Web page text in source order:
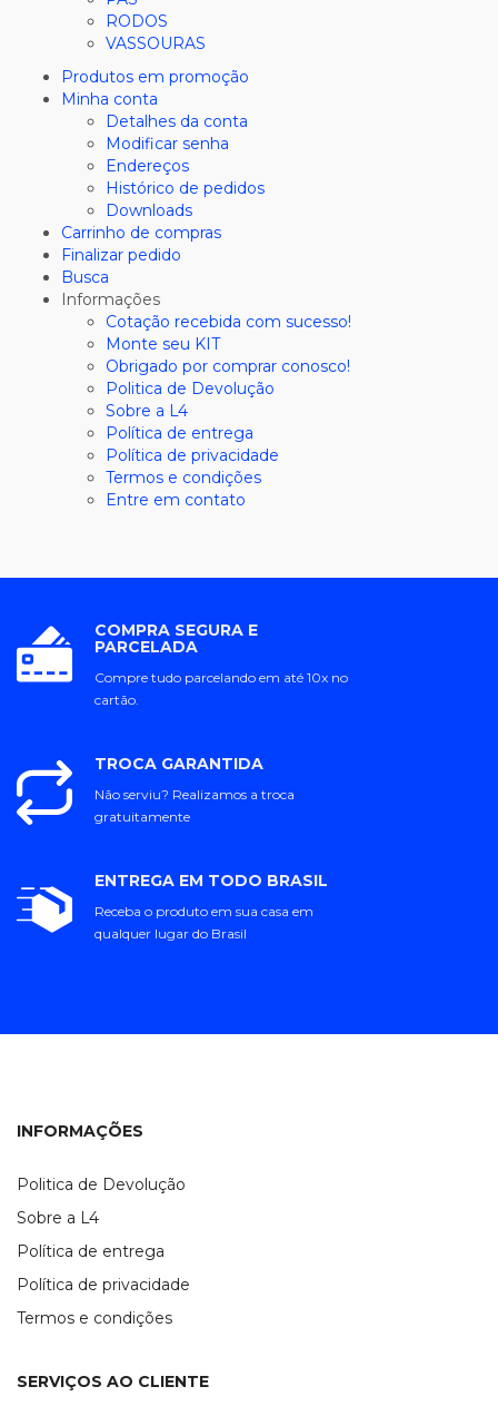
RODOS
VASSOURAS
Produtos em promoção
Minha conta
Detalhes da conta
Modificar senha
Endereços
Histórico de pedidos
Downloads
Carrinho de compras
Finalizar pedido
Busca
Informações
Cotação recebida com sucesso!
Monte seu KIT
Obrigado por comprar conosco!
Politica de Devolução
Sobre a L4
Política de entrega
Política de privacidade
Termos e condições
Entre em contato
COMPRA SEGURA E
PARCELADA
Compre tudo parcelando em até 10x no
cartão.
TROCA GARANTIDA
Não serviu? Realizamos a troca
gratuitamente
ENTREGA EM TODO BRASIL
Receba o produto em sua casa em
qualquer lugar do Brasil
INFORMAÇÕES
Politica de Devolução
Sobre a L4
Política de entrega
Política de privacidade
Termos e condições
SERVIÇOS AO CLIENTE